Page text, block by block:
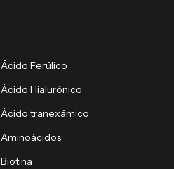
Ácido Ferúlico
Ácido Hialurónico
Ácido tranexámico
Aminoácidos
Biotina